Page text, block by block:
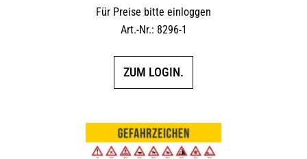
Für Preise bitte einloggen
Art.-Nr.: 8296-1
ZUM LOGIN.